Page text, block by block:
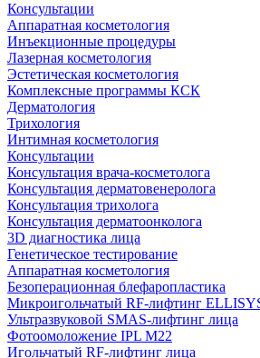
Консультации
Аппаратная косметология
Инъекционные процедуры
Лазерная косметология
Эстетическая косметология
Комплексные программы КСК
Дерматология
Трихология
Интимная косметология
Консультации
Консультация врача-косметолога
Консультация дерматовенеролога
Консультация трихолога
Консультация дерматоонколога
3D диагностика лица
Генетическое тестирование
Аппаратная косметология
Безоперационная блефаропластика
Микроигольчатый RF-лифтинг
Ультразвуковой SMAS-лифтинг лица
Фотоомоложение IPL M22
Игольчатый RF-лифтинг лица